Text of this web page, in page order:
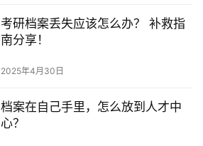
考研档案丢失应该怎么办？ 补救指
南分享！
2025年4月30日
档案在自己手里，怎么放到人才中
心？